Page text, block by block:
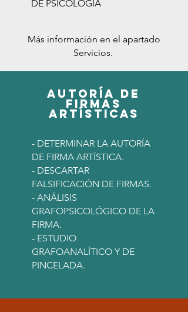
DE PSICOLOGÍA
Más información en el apartado
Servicios.
AUTORÍA DE
FIRMAS
ARTÍSTICAS
- DETERMINAR LA AUTORÍA
DE FIRMA ARTÍSTICA.
- DESCARTAR
FALSIFICACIÓN DE FIRMAS.
- ANÁLISIS
GRAFOPSICOLÓGICO DE LA
FIRMA.
- ESTUDIO
GRAFOANALÍTICO Y DE
PINCELADA.